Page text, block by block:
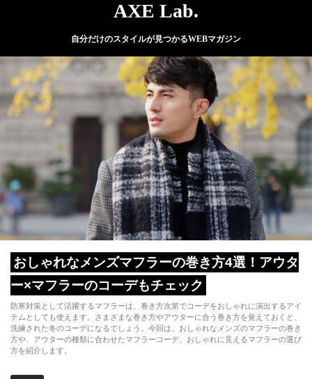
AXE Lab.
自分だけのスタイルが見つかるWEBマガジン
おしゃれなメンズマフラーの巻き方4選！アウタ
ー×マフラーのコーデもチェック
防寒対策として活躍するマフラーは、巻き方次第でコーデをおしゃれに演出するアイ
テムとしても使えます。さまざまな巻き方やアウターに合う巻き方を覚えておくと、
洗練された冬のコーデになるでしょう。今回は、おしゃれなメンズのマフラーの巻き
方や、アウターの種類に合わせたマフラーコーデ、おしゃれに見えるマフラーの選び
方を紹介します。